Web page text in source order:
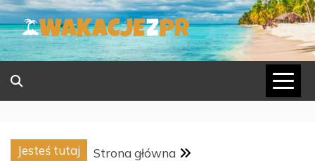
Skip
to
content
Jesteś tutaj
Strona główna